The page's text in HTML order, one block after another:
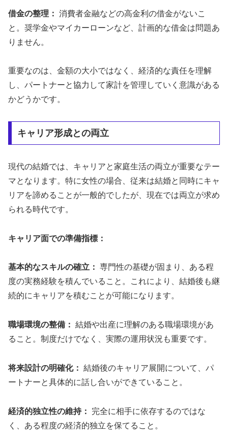
借金の整理： 消費者金融などの高金利の借金がないこ
と。奨学金やマイカーローンなど、計画的な借金は問題あ
りません。
重要なのは、金額の大小ではなく、経済的な責任を理解
し、パートナーと協力して家計を管理していく意識がある
かどうかです。
キャリア形成との両立
現代の結婚では、キャリアと家庭生活の両立が重要なテー
マとなります。特に女性の場合、従来は結婚と同時にキャ
リアを諦めることが一般的でしたが、現在では両立が求め
られる時代です。
キャリア面での準備指標：
基本的なスキルの確立： 専門性の基礎が固まり、ある程
度の実務経験を積んでいること。これにより、結婚後も継
続的にキャリアを積むことが可能になります。
職場環境の整備： 結婚や出産に理解のある職場環境があ
ること。制度だけでなく、実際の運用状況も重要です。
将来設計の明確化： 結婚後のキャリア展開について、パ
ートナーと具体的に話し合いができていること。
経済的独立性の維持：
完全に相手に依存するのではな
く、ある程度の経済的独立を保てること。